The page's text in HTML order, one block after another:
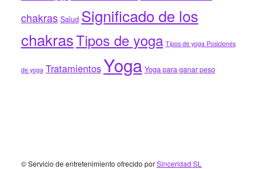
chakras Salud Significado de los
chakrasTipos de yoga Tipos de yoga Posiciones
de yoga TratamientosYoga Yoga para ganar peso
© Servicio de entretenimiento ofrecido porSinceridad SL